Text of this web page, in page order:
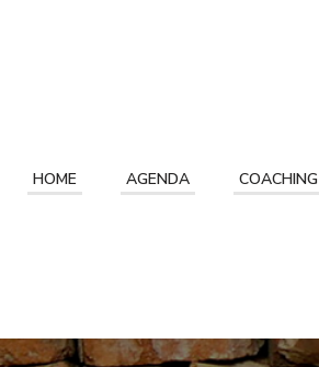
HOME AGENDA COACHING